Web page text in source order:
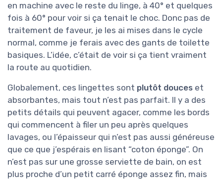
en machine avec le reste du linge, à 40° et quelques
fois à 60° pour voir si ça tenait le choc. Donc pas de
traitement de faveur, je les ai mises dans le cycle
normal, comme je ferais avec des gants de toilette
basiques. L’idée, c’était de voir si ça tient vraiment
la route au quotidien.
Globalement, ces lingettes sont plutôt douces et
absorbantes, mais tout n’est pas parfait. Il y a des
petits détails qui peuvent agacer, comme les bords
qui commencent à filer un peu après quelques
lavages, ou l’épaisseur qui n’est pas aussi généreuse
que ce que j’espérais en lisant “coton éponge”. On
n’est pas sur une grosse serviette de bain, on est
plus proche d’un petit carré éponge assez fin, mais